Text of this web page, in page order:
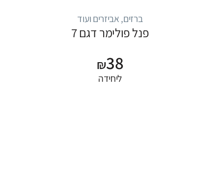
ברזים, אביזרים ועוד
פנל פולימר דגם 7
₪38
ליחידה